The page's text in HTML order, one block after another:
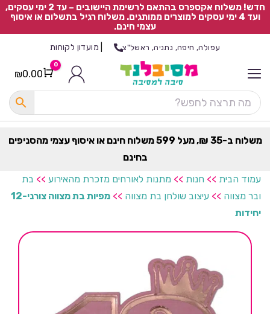
חדש! משלוח אקספרס בהתאם לרשימת היישובים – עד 2 ימי עסקים,
ועד 4 ימי עסקים למוצרים ממותגים. משלוח רגיל בתשלום או איסוף
עצמי חינם.
עפולה, חיפה, נתניה, ראשל"צ מועדון לקוחות
Cart
0
₪0.00
משלוח ב-35 ₪, מעל 599 משלוח חינם או איסוף עצמי מהסניפים
בחינם
עמוד הבית >> חנות >> מתנות לאורחים מזכרת מהאירוע >> בת
ובר מצווה >> עיצוב שולחן בת מצווה >>
מפיות בת מצווה צורני-12
יחידות